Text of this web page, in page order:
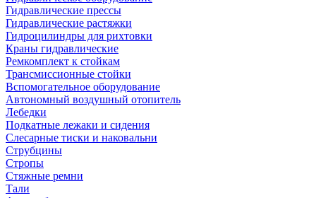
Гидравлические прессы
Гидравлические растяжки
Гидроцилиндры для рихтовки
Краны гидравлические
Ремкомплект к стойкам
Трансмиссионные стойки
Вспомогательное оборудование
Автономный воздушный отопитель
Лебедки
Подкатные лежаки и сидения
Слесарные тиски и наковальни
Струбцины
Стропы
Стяжные ремни
Тали